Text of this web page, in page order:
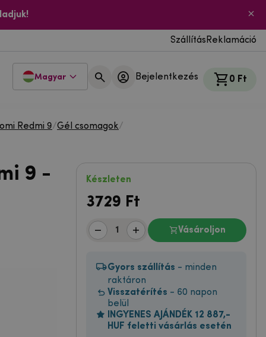
Szállítás Reklamáció
Magyar Bejelentkezés 0 Ft
Redmi 9/Gél csomagok/
9 - Készleten
3729 Ft
Vásároljon
Gyors szállítás - minden
raktáron
Visszatérítés - 60 napon
belül
INGYENES AJÁNDÉK 12 887,-
HUF feletti vásárlás esetén